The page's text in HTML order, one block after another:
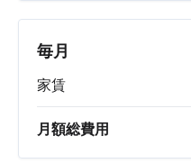
毎月
家賃
月額総費用